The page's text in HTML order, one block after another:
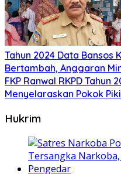
Tahun 2024 Data Bansos
Bertambah, Anggaran
FKP Ranwal RKPD Tahun
Menyelaraskan Pokok
Hukrim